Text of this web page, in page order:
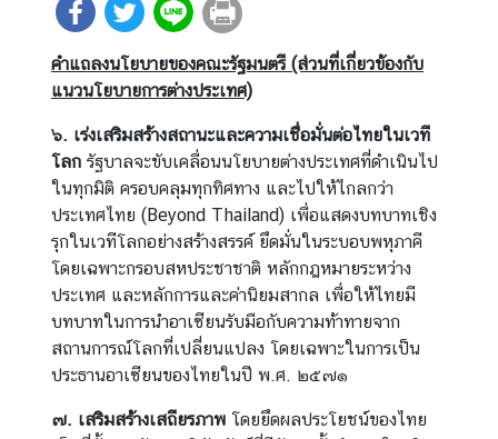
ก
ร
ต่
ง
ป
ร
ะ
เ
ท
ศ
น
ย
คำแถลงนโยบายของคณะรัฐมนตรี (ส่วนที่เกี่ยวข้องกับ
แนวนโยบายการต่างประเทศ)
๖. เร่งเสริมสร้างสถานะและความเชื่อมั่นต่อไทยในเวที
โลก รัฐบาลจะขับเคลื่อนนโยบายต่างประเทศที่ดำเนินไป
ในทุกมิติ ครอบคลุมทุกทิศทาง และไปให้ไกลกว่า
ประเทศไทย (Beyond Thailand) เพื่อแสดงบทบาทเชิง
รุกในเวทีโลกอย่างสร้างสรรค์ ยึดมั่นในระบอบพหุภาคี
โดยเฉพาะกรอบสหประชาชาติ หลักกฎหมายระหว่าง
ประเทศ และหลักการและค่านิยมสากล เพื่อให้ไทยมี
บทบาทในการนำอาเซียนรับมือกับความท้าทายจาก
สถานการณ์โลกที่เปลี่ยนแปลง โดยเฉพาะในการเป็น
ประธานอาเซียนของไทยในปี พ.ศ. ๒๕๗๑
๗. เสริมสร้างเสถียรภาพ โดยยึดผลประโยชน์ของไทย